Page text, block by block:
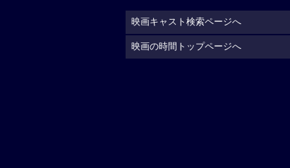
映画キャスト検索ページへ
映画の時間トップページへ